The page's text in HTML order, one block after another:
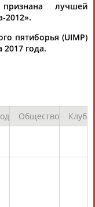
Назир
лучшей
2012».
пятиборья (UIMP)
года.
Общество Клуб